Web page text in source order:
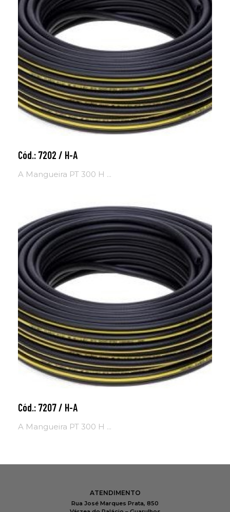
Cód.: 7202 / H-A
A Mangueira PT 300 H ...
Adicionar ao carrinho
Cód.: 7207 / H-A
A Mangueira PT 300 H ...
Adicionar ao carrinho
ATENDIMENTO
Rua José Marques Prata, 850